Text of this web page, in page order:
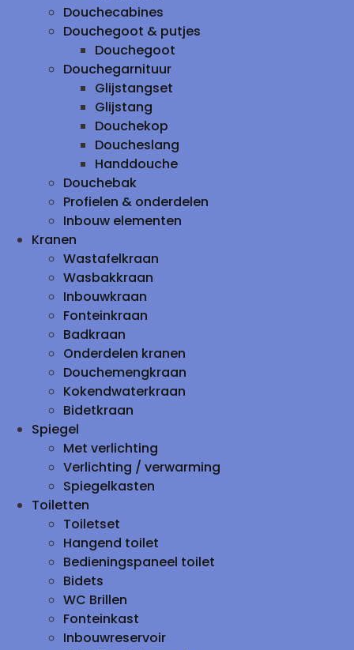
Douchecabines
Douchegoot & putjes
Douchegoot
Douchegarnituur
Glijstangset
Glijstang
Douchekop
Doucheslang
Handdouche
Douchebak
Profielen & onderdelen
Inbouw elementen
Kranen
Wastafelkraan
Wasbakkraan
Inbouwkraan
Fonteinkraan
Badkraan
Onderdelen kranen
Douchemengkraan
Kokendwaterkraan
Bidetkraan
Spiegel
Met verlichting
Verlichting / verwarming
Spiegelkasten
Toiletten
Toiletset
Hangend toilet
Bedieningspaneel toilet
Bidets
WC Brillen
Fonteinkast
Inbouwreservoir